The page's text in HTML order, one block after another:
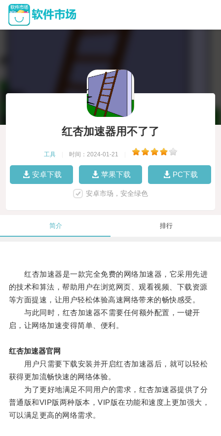
红杏加速器用不了了
工具 时间：2024-01-21
安卓下载 苹果下载 PC下载
安卓市场，安全绿色
简介 排行
红杏加速器是一款完全免费的网络加速器，它采用先进
的技术和算法，帮助用户在浏览网页、观看视频、下载资源
等方面提速，让用户轻松体验高速网络带来的畅快感受。
与此同时，红杏加速器不需要任何额外配置，一键开
启，让网络加速变得简单、便利。
红杏加速器官网
用户只需要下载安装并开启红杏加速器后，就可以轻松
获得更加流畅快速的网络体验。
为了更好地满足不同用户的需求，红杏加速器提供了分
普通版和VIP版两种版本，VIP版在功能和速度上更加强大，
可以满足更高的网络需求。